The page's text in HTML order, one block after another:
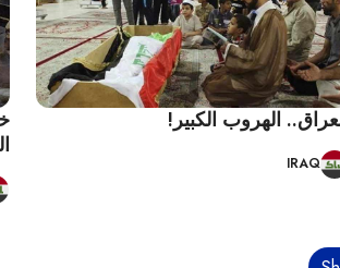
الهروب الكبير!
IRAQ